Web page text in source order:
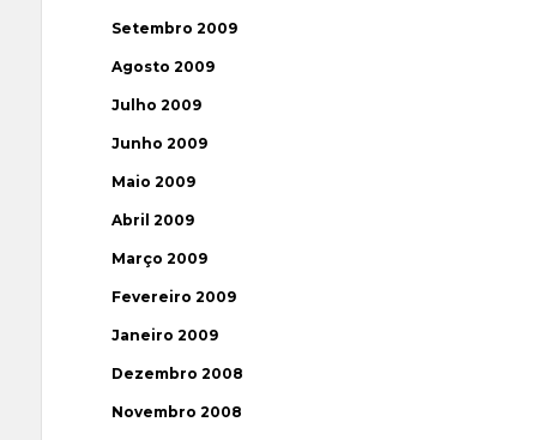
Setembro 2009
Agosto 2009
Julho 2009
Junho 2009
Maio 2009
Abril 2009
Março 2009
Fevereiro 2009
Janeiro 2009
Dezembro 2008
Novembro 2008